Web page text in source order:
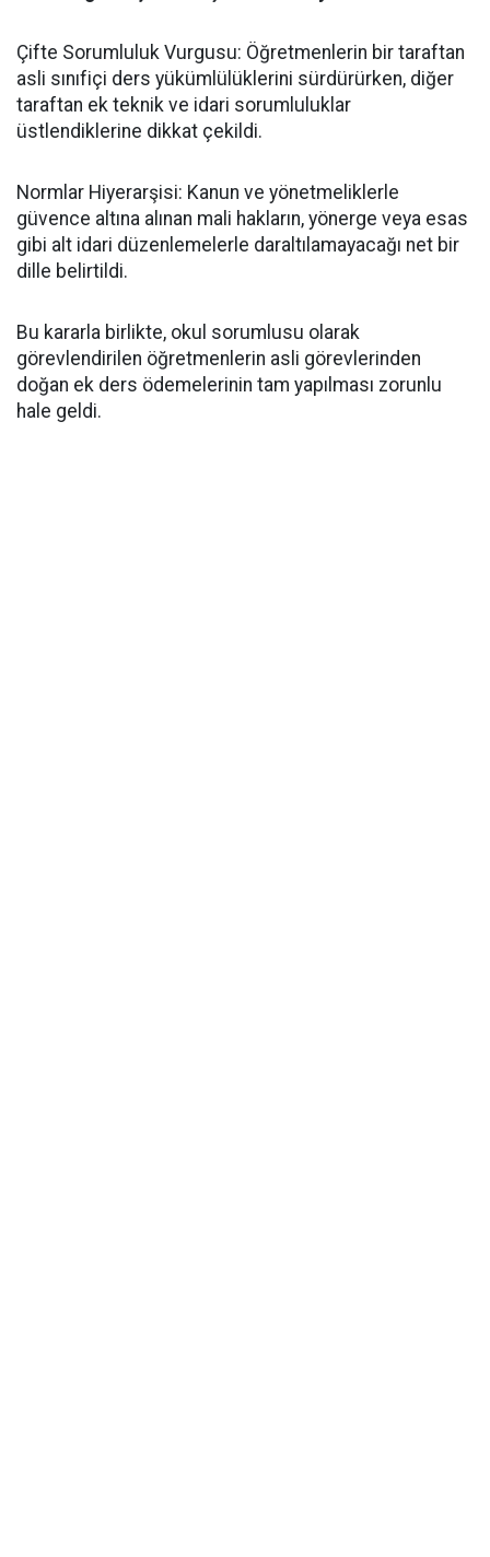
​Çifte Sorumluluk Vurgusu: Öğretmenlerin bir taraftan
asli sınıfiçi ders yükümlülüklerini sürdürürken, diğer
taraftan ek teknik ve idari sorumluluklar
üstlendiklerine dikkat çekildi.
​Normlar Hiyerarşisi: Kanun ve yönetmeliklerle
güvence altına alınan mali hakların, yönerge veya esas
gibi alt idari düzenlemelerle daraltılamayacağı net bir
dille belirtildi.
​Bu kararla birlikte, okul sorumlusu olarak
görevlendirilen öğretmenlerin asli görevlerinden
doğan ek ders ödemelerinin tam yapılması zorunlu
hale geldi.